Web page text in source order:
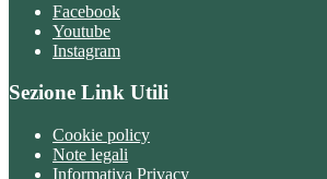
Facebook
Youtube
Instagram
Sezione Link Utili
Cookie policy
Note legali
Informativa Privacy